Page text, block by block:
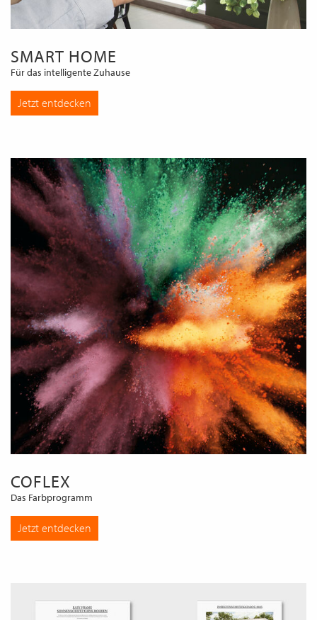
SMART HOME
Für das intelligente Zuhause
Jetzt entdecken
COFLEX
Das Farbprogramm
Jetzt entdecken